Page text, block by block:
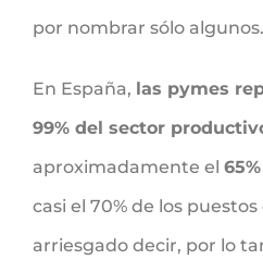
por nombrar sólo algunos.
En España, las pymes
99% del sector
aproximadamente el
casi el 70% de los
arriesgado decir, por lo